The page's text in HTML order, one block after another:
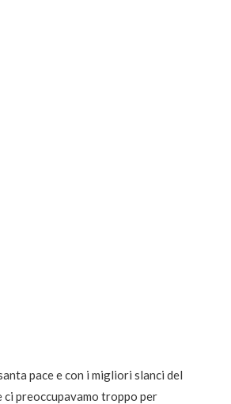
pace e con i migliori slanci del
preoccupavamo troppo per